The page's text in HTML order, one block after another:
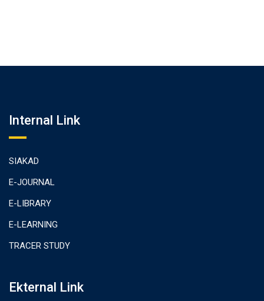
Internal Link
SIAKAD
E-JOURNAL
E-LIBRARY
E-LEARNING
TRACER STUDY
Ekternal Link